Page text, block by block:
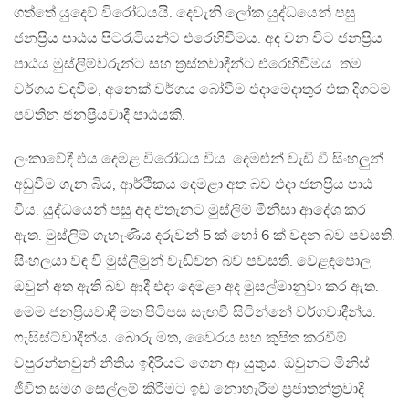
ගත්තේ යුදෙව් විරෝධයයි. දෙවැනි ලෝක යුද්ධයෙන් පසු
ජනප්‍රිය පාඨය පිටරැටියන්ට එරෙහිවීමය. අද වන විට ජනප්‍රිය
පාඨය මුස්ලිම්වරුන්ට සහ ත්‍රස්තවාදීන්ට එරෙහිවීමය. තම
වර්ගය වඳවීම, අනෙක් වර්ගය බෝවීම එදාමෙදාතුර එක දිගටම
පවතින ජනප්‍රියවාදී පාඨයකි.
ලංකාවේදී එය දෙමළ විරෝධය විය. දෙමළුන් වැඩි වී සිංහලුන්
අඩුවීම ගැන බිය, ආර්ථිකය දෙමළා අත බව එදා ජනප්‍රිය පාඨ
විය. යුද්ධයෙන් පසු අද එතැනට මුස්ලිම් මිනිසා ආදේශ කර
ඇත. මුස්ලිම් ගැහැණිය දරුවන් 5 ක් හෝ 6 ක් වදන බව පවසති.
සිංහලයා වඳ වී මුස්ලිමුන් වැඩිවන බව පවසති. වෙළඳපොල
ඔවුන් අත ඇති බව ආදී එදා දෙමළා අද මුසල්මානුවා කර ඇත.
මෙම ජනප්‍රියවාදී මත පිටිපස සැඟවී සිටින්නේ වර්ගවාදීන්ය.
ෆැසිස්ට්වාදීන්ය. බොරු මත, වෛරය සහ කුපිත කරවීම්
වපුරන්නවුන් නීතිය ඉදිරියට ගෙන ආ යුතුය. ඔවුනට මිනිස්
ජීවිත සමග සෙල්ලම් කිරීමට ඉඩ නොහැරීම ප්‍රජාතන්ත්‍රවාදී